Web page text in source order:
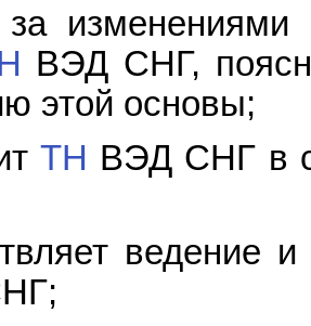
за
ВЭД СНГ,
этой основы;
ТН ВЭД СНГ в
ведение и